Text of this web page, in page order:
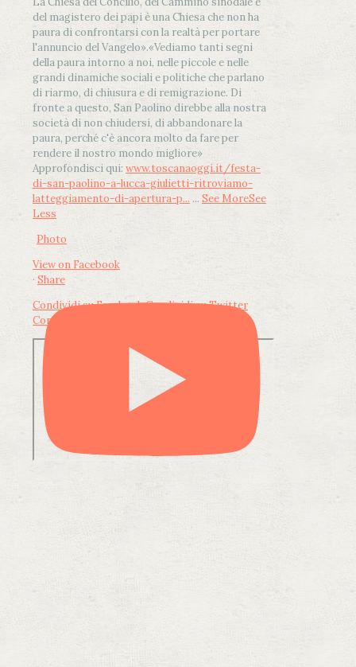
del magistero dei papi è una Chiesa che non ha
paura di confrontarsi con la realtà per portare
l'annuncio del Vangelo».«Vediamo tanti segni
della paura intorno a noi, nelle piccole e nelle
grandi dinamiche sociali e politiche che parlano
di riarmo, di chiusura e di remigrazione. Di
fronte a questo, San Paolino direbbe alla nostra
società di non chiudersi, di abbandonare la
paura, perché c'è ancora molto da fare per
rendere il nostro mondo migliore»
Approfondisci qui: www.toscanaoggi.it/festa-
di-san-paolino-a-lucca-giulietti-ritroviamo-
latteggiamento-di-apertura-p... ... See MoreSee
Less
Photo
View on Facebook
· Share
Condividi su FacebookCondividi su Twitter
Condividi su LinkedIn